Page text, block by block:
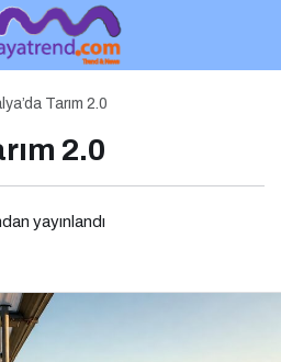
Tarım 2.0
2.0
yayınlandı
2025: Türkiye’nin Sağlık
Buluyor